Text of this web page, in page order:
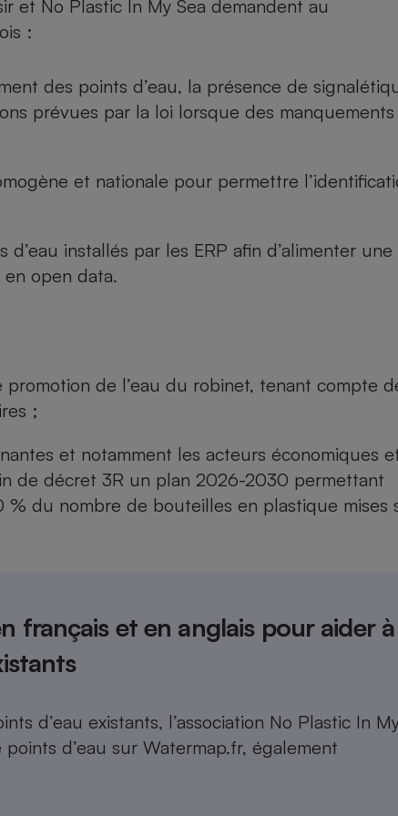
et No Plastic In My Sea demandent au
:
des points d’eau, la présence de
prévues par la loi lorsque des
et nationale pour permettre
installés par les ERP afin d’alimenter une
open data.
de l’eau du robinet, tenant compte
;
et notamment les acteurs économiques
de décret 3R un plan 2026-2030 permettant
% du nombre de bouteilles en plastique mises
français et en anglais pour aider à
d’eau existants, l’association No Plastic In
d’eau sur Watermap.fr, également